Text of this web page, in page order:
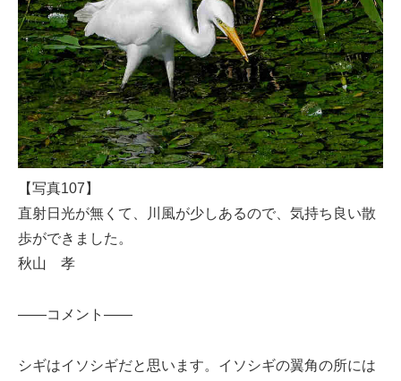
【写真107】
直射日光が無くて、川風が少しあるので、気持ち良い散
歩ができました。
秋山 孝
——コメント——
シギはイソシギだと思います。イソシギの翼角の所には